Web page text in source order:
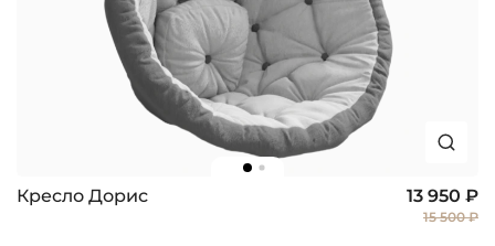
Кресло Дорис 13 950 ₽
15 500 ₽